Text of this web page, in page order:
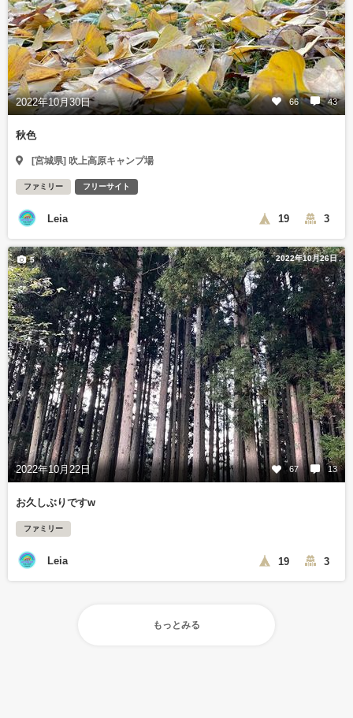
2022年10月30日 66 43
秋色
[宮城県] 吹上高原キャンプ場
ファミリー フリーサイト
Leia 19 3
2022年10月26日
2022年10月22日 67 13
5
お久しぶりですw
ファミリー
Leia 19 3
もっとみる